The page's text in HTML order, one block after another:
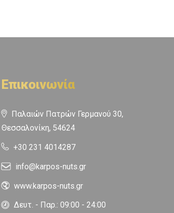
Επικοινωνία
Παλαιών Πατρών Γερμανού 30,
Θεσσαλονίκη, 54624
+30 231 4014287
info@karpos-nuts.gr
www.karpos-nuts.gr
Δευτ. - Παρ.: 09:00 - 24:00